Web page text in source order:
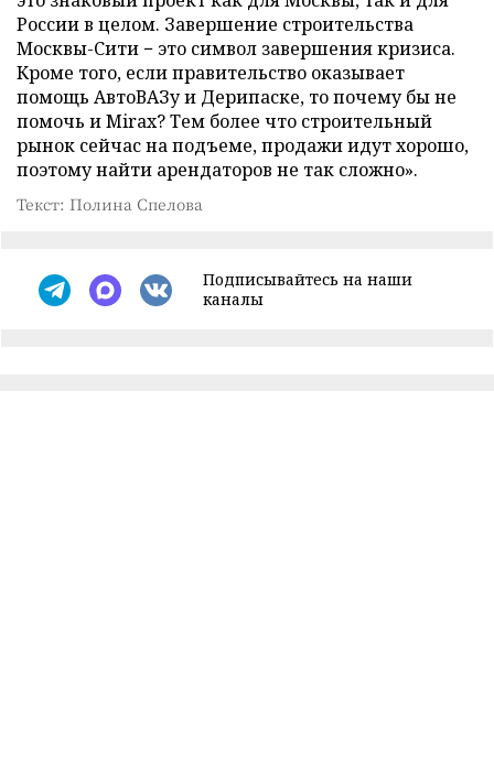
России в целом. Завершение строительства
Москвы-Сити − это символ завершения кризиса.
Кроме того, если правительство оказывает
помощь АвтоВАЗу и Дерипаске, то почему бы не
помочь и Mirax? Тем более что строительный
рынок сейчас на подъеме, продажи идут хорошо,
поэтому найти арендаторов не так сложно».
Текст: Полина Спелова
Подписывайтесь на наши
каналы